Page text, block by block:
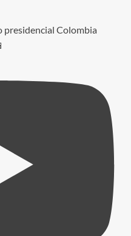
Colombia